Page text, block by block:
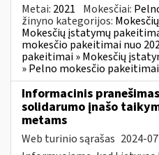
Metai: 2021 Mokesčiai:
žinyno kategorijos:
Mokesčių įstatymų
mokesčio pakeitimai nuo
pakeitimai » Mokesčių
» Pelno mokesčio
Informacinis
solidarumo įnašo
metams
Web turinio sąrašas 2024-